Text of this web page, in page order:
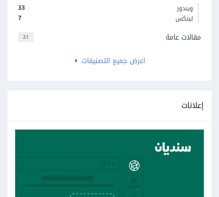
33
ويندوز
7
لينكس
21
مقالات عامة
اعرض جميع التصنيفات
إعلانات